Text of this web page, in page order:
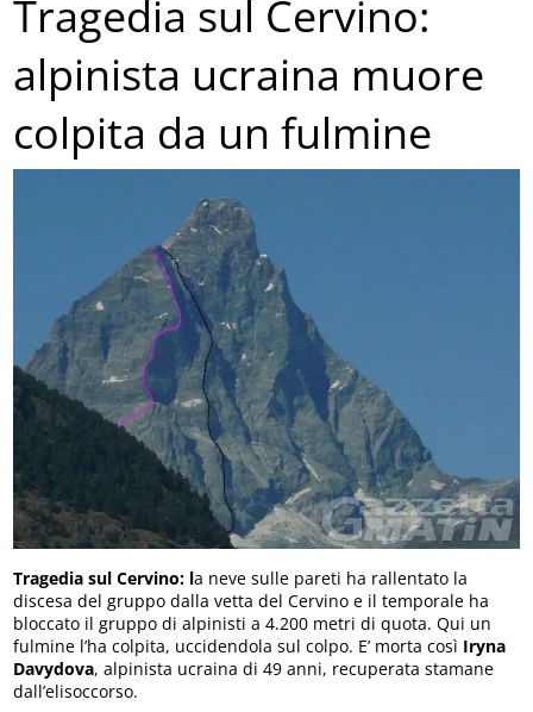
Tragedia sul Cervino:
alpinista ucraina muore
colpita da un fulmine
Tragedia sul Cervino: la neve sulle pareti ha rallentato la
discesa del gruppo dalla vetta del Cervino e il temporale ha
bloccato il gruppo di alpinisti a 4.200 metri di quota. Qui un
fulmine l’ha colpita, uccidendola sul colpo. E’ morta così Iryna
Davydova, alpinista ucraina di 49 anni, recuperata stamane
dall’elisoccorso.